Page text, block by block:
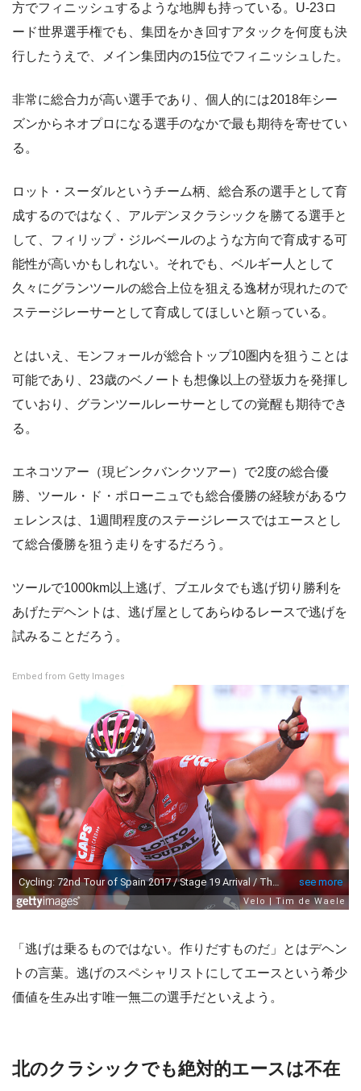
方でフィニッシュするような地脚も持っている。U-23ロ
ード世界選手権でも、集団をかき回すアタックを何度も決
行したうえで、メイン集団内の15位でフィニッシュした。
非常に総合力が高い選手であり、個人的には2018年シー
ズンからネオプロになる選手のなかで最も期待を寄せてい
る。
ロット・スーダルというチーム柄、総合系の選手として育
成するのではなく、アルデンヌクラシックを勝てる選手と
して、フィリップ・ジルベールのような方向で育成する可
能性が高いかもしれない。それでも、ベルギー人として
久々にグランツールの総合上位を狙える逸材が現れたので
ステージレーサーとして育成してほしいと願っている。
とはいえ、モンフォールが総合トップ10圏内を狙うことは
可能であり、23歳のベノートも想像以上の登坂力を発揮し
ていおり、グランツールレーサーとしての覚醒も期待でき
る。
エネコツアー（現ビンクバンクツアー）で2度の総合優
勝、ツール・ド・ポローニュでも総合優勝の経験があるウ
ェレンスは、1週間程度のステージレースではエースとし
て総合優勝を狙う走りをするだろう。
ツールで1000km以上逃げ、ブエルタでも逃げ切り勝利を
あげたデヘントは、逃げ屋としてあらゆるレースで逃げを
試みることだろう。
Embed from Getty Images
「逃げは乗るものではない。作りだすものだ」とはデヘン
トの言葉。逃げのスペシャリストにしてエースという希少
価値を生み出す唯一無二の選手だといえよう。
北のクラシックでも絶対的エースは不在